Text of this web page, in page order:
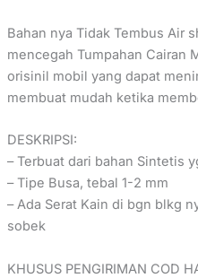
Bahan nya Tidak Tembus Air
mencegah Tumpahan Cairan
orisinil mobil yang dapat
membuat mudah ketika
DESKRIPSI:
– Terbuat dari bahan Sintetis
– Tipe Busa, tebal 1-2 mm
– Ada Serat Kain di bgn blkg
sobek
KHUSUS PENGIRIMAN COD